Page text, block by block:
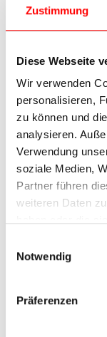
Zustimmung
Diese Webseite
Wir verwenden
personalisieren,
zu können und
analysieren.
Verwendung
soziale Medien,
Partner führen
weiteren Daten
Notwendig
Präferenzen